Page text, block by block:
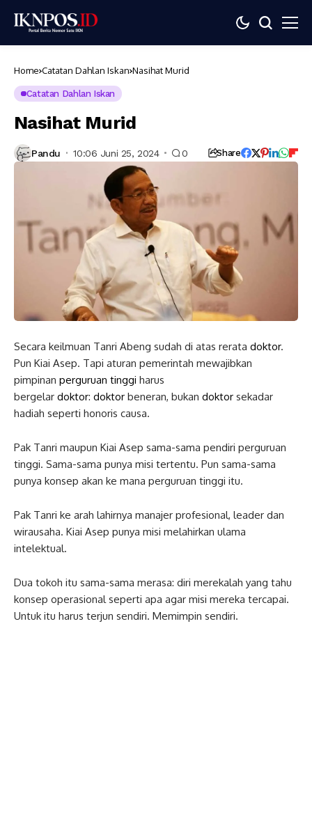
Home Catatan Dahlan Iskan Nasihat Murid
Catatan Dahlan Iskan
Nasihat Murid
Pandu 10:06 Juni 25, 2024 0 Share
Secara keilmuan Tanri Abeng sudah di atas rerata doktor.
Pun Kiai Asep. Tapi aturan pemerintah mewajibkan
pimpinan perguruan tinggi harus
bergelar doktor: doktor beneran, bukan doktor sekadar
hadiah seperti honoris causa.
Pak Tanri maupun Kiai Asep sama-sama pendiri perguruan
tinggi. Sama-sama punya misi tertentu. Pun sama-sama
punya konsep akan ke mana perguruan tinggi itu.
Pak Tanri ke arah lahirnya manajer profesional, leader dan
wirausaha. Kiai Asep punya misi melahirkan ulama
intelektual.
Dua tokoh itu sama-sama merasa: diri merekalah yang tahu
konsep operasional seperti apa agar misi mereka tercapai.
Untuk itu harus terjun sendiri. Memimpin sendiri.